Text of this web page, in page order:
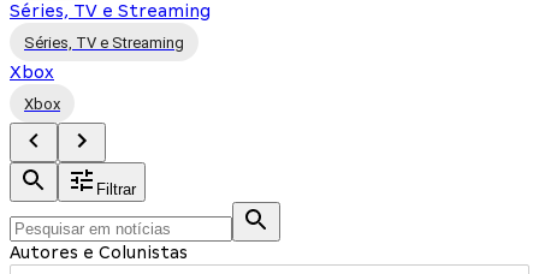
Séries, TV e Streaming
Séries, TV e Streaming
Xbox
Xbox
Filtrar
Autores e Colunistas